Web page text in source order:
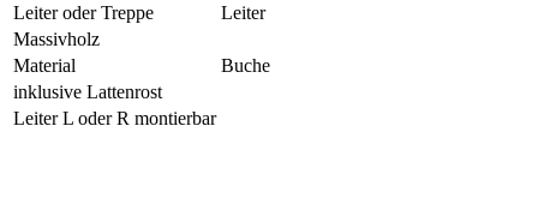
Leiter oder Treppe
Leiter
Massivholz
Material
Buche
inklusive Lattenrost
Leiter L oder R montierbar